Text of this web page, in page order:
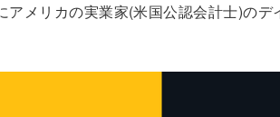
アメリカの実業家(米国公認会計士)のデ